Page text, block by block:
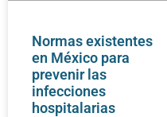
Normas existentes
en México para
prevenir las
infecciones
hospitalarias